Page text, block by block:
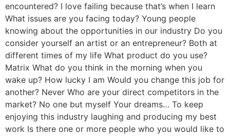
encountered? I love failing because that’s when I learn
What issues are you facing today? Young people
knowing about the opportunities in our industry Do you
consider yourself an artist or an entrepreneur? Both at
different times of my life What product do you use?
Matrix What do you think in the morning when you
wake up? How lucky I am Would you change this job for
another? Never Who are your direct competitors in the
market? No one but myself Your dreams… To keep
enjoying this industry laughing and producing my best
work Is there one or more people who you would like to